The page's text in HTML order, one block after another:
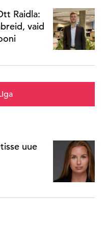
Raidla:
vaid
uue